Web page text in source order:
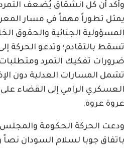
وأكد أن كل انشقاق يُضعف
يمثل تطوراً مهماً في مسار
المسؤولية الجنائية والحقوق
تسقط بالتقادم؛ وتدعو الحركة
ضرورات تفكيك التمرد ومتطلبات
تشمل المسارات العدلية دون
العسكري الرامي إلى القضاء على
عروة عروة.
ودعت الحركة الحكومة والمجلس
باتفاق جوبا لسلام السودان نصاً